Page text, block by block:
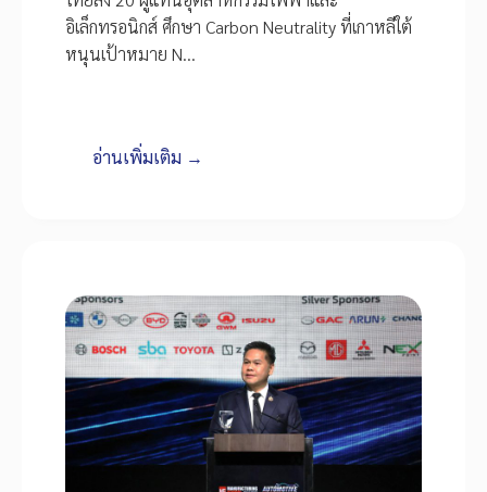
อิเล็กทรอนิกส์ ศึกษา Carbon Neutrality ที่เกาหลีใต้
หนุนเป้าหมาย N…
อ่านเพิ่มเติม →